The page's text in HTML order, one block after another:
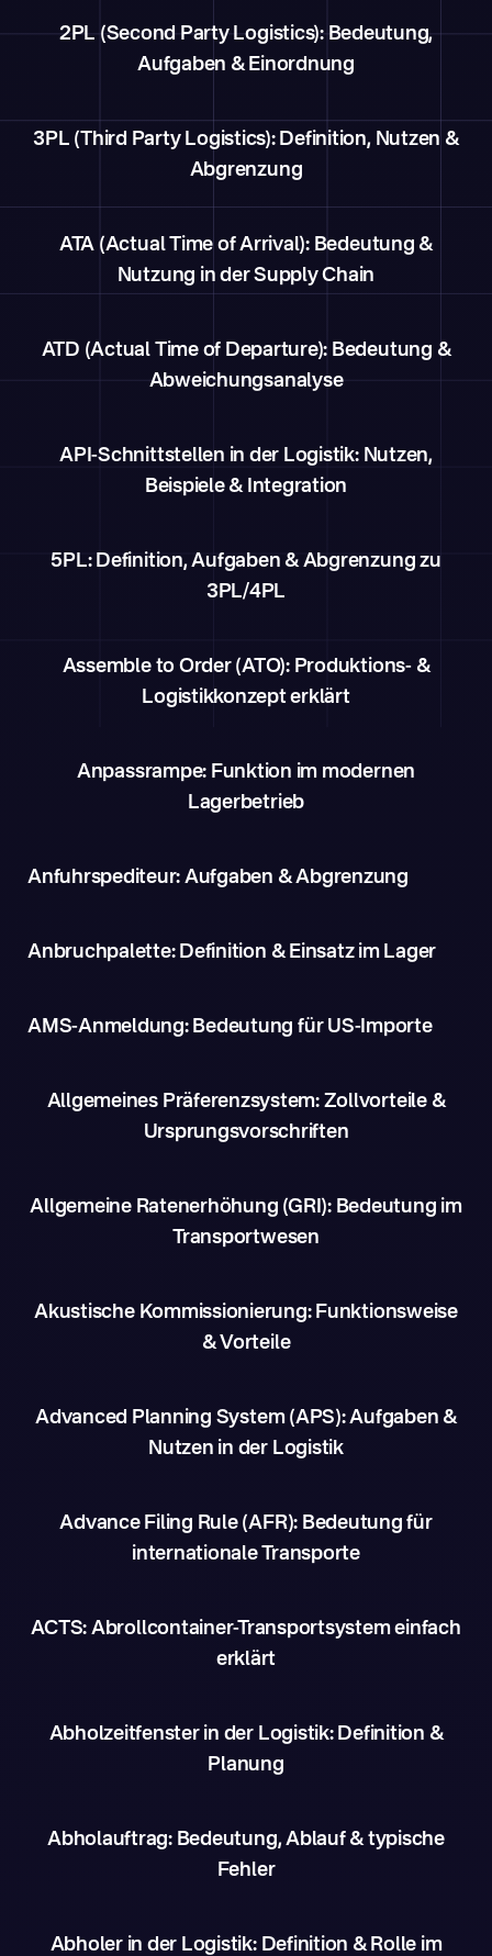
2PL (Second Party Logistics): Bedeutung,
Aufgaben & Einordnung
3PL (Third Party Logistics): Definition, Nutzen &
Abgrenzung
ATA (Actual Time of Arrival): Bedeutung &
Nutzung in der Supply Chain
ATD (Actual Time of Departure): Bedeutung &
Abweichungsanalyse
API-Schnittstellen in der Logistik: Nutzen,
Beispiele & Integration
5PL: Definition, Aufgaben & Abgrenzung zu
3PL/4PL
Assemble to Order (ATO): Produktions- &
Logistikkonzept erklärt
Anpassrampe: Funktion im modernen
Lagerbetrieb
Anfuhrspediteur: Aufgaben & Abgrenzung
Anbruchpalette: Definition & Einsatz im Lager
AMS-Anmeldung: Bedeutung für US-Importe
Allgemeines Präferenzsystem: Zollvorteile &
Ursprungsvorschriften
Allgemeine Ratenerhöhung (GRI): Bedeutung im
Transportwesen
Akustische Kommissionierung: Funktionsweise
& Vorteile
Advanced Planning System (APS): Aufgaben &
Nutzen in der Logistik
Advance Filing Rule (AFR): Bedeutung für
internationale Transporte
ACTS: Abrollcontainer-Transportsystem einfach
erklärt
Abholzeitfenster in der Logistik: Definition &
Planung
Abholauftrag: Bedeutung, Ablauf & typische
Fehler
Abholer in der Logistik: Definition & Rolle im